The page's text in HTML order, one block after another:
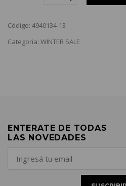
Código: 4940134-13
Categoria: WINTER SALE
ENTERATE DE TODAS
LAS NOVEDADES